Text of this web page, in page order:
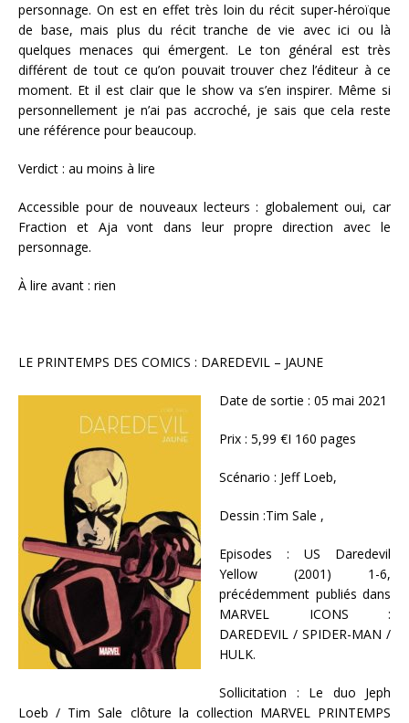
personnage. On est en effet très loin du récit super-héroïque
de base, mais plus du récit tranche de vie avec ici ou là
quelques menaces qui émergent. Le ton général est très
différent de tout ce qu’on pouvait trouver chez l’éditeur à ce
moment. Et il est clair que le show va s’en inspirer. Même si
personnellement je n’ai pas accroché, je sais que cela reste
une référence pour beaucoup.
Verdict : au moins à lire
Accessible pour de nouveaux lecteurs : globalement oui, car
Fraction et Aja vont dans leur propre direction avec le
personnage.
À lire avant : rien
LE PRINTEMPS DES COMICS : DAREDEVIL – JAUNE
Date de sortie : 05 mai 2021
Prix : 5,99 €I 160 pages
Scénario : Jeff Loeb,
Dessin :Tim Sale ,
Episodes : US Daredevil
Yellow (2001) 1-6,
précédemment publiés dans
MARVEL ICONS :
DAREDEVIL / SPIDER-MAN /
HULK.
Sollicitation : Le duo Jeph
Loeb / Tim Sale clôture la collection MARVEL PRINTEMPS